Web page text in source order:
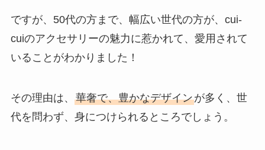
ですが、50代の方まで、幅広い世代の方が、cui-
cuiのアクセサリーの魅力に惹かれて、愛用されて
いることがわかりました！
その理由は、 華奢で、豊かなデザインが多く、世
代を問わず、身につけられるところでしょう。